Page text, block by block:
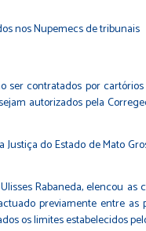
ser contratados por
autorizados pela
do Estado de Mato
Rabaneda, elencou
previamente entre
os limites estabelecidos